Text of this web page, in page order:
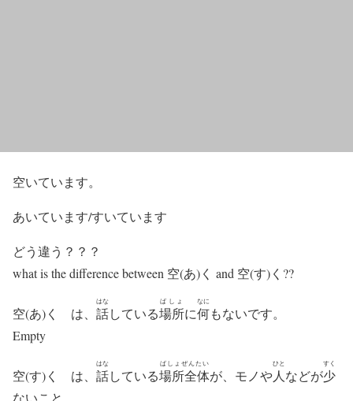
空いています。
あいています/すいています
どう違う？？？
what is the difference between 空(あ)く and 空(す)く??
空(あ)く は、 話
はな
している場所
ばしょ
に何
なに
もないです。
Empty
空(す)く は、 話
はな
している場所全体
ばしょぜんたい
が、モノや人
ひと
などが少
すく
ないこと。